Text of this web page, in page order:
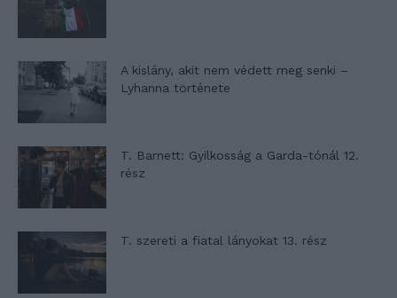
A kislány, akit nem védett meg senki –
Lyhanna története
T. Barnett: Gyilkosság a Garda-tónál 12.
rész
T. szereti a fiatal lányokat 13. rész